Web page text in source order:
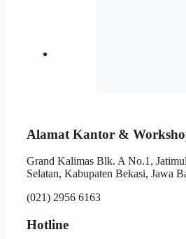
Alamat Kantor &
Grand Kalimas Blk. A No.1,
Selatan, Kabupaten Bekasi, Jawa
(021) 2956 6163
Hotline